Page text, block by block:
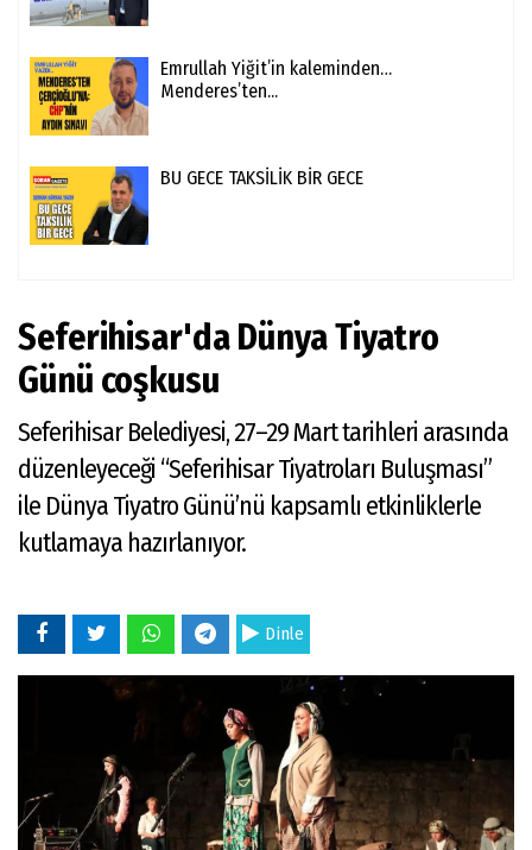
Emrullah Yiğit’in kaleminden…
Menderes’ten...
BU GECE TAKSİLİK BİR GECE
Seferihisar'da Dünya Tiyatro
Günü coşkusu
Seferihisar Belediyesi, 27–29 Mart tarihleri arasında
düzenleyeceği “Seferihisar Tiyatroları Buluşması”
ile Dünya Tiyatro Günü’nü kapsamlı etkinliklerle
kutlamaya hazırlanıyor.
Dinle